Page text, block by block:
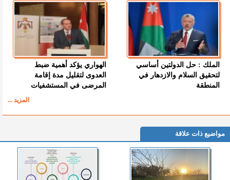
الملك : حل الدولتين أساسي
لتحقيق السلام والازدهار في
المنطقة
الهواري يؤكد أهمية ضبط
العدوى لتقليل مدة إقامة
المرضى في المستشفيات
المزيد ...
مواضيع ذات علاقة